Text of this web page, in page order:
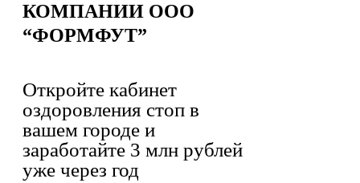
КОМПАНИИ ООО
“ФОРМФУТ”
Откройте кабинет
оздоровления стоп в
вашем городе и
заработайте 3 млн рублей
уже через год